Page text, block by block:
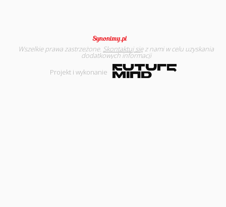
Wszelkie prawa zastrzeżone. Skontaktuj sięz nami w celu uzyskania
dodatkowych informacji
Projekt i wykonanie